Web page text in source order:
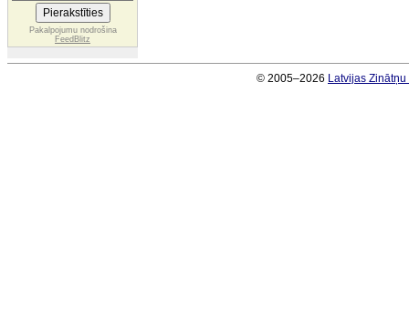
Pakalpojumu nodrošina
FeedBlitz
© 2005–2026 Latvijas